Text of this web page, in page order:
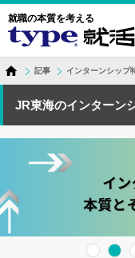
就職の本質を考える
記事 インターンシップ
JR東海のインターン